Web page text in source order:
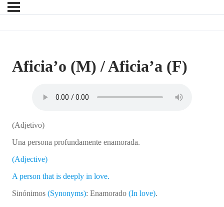
Aficia’o (M) / Aficia’a (F)
(Adjetivo)
Una persona profundamente enamorada.
(Adjective)
A person that is deeply in love.
Sinónimos (Synonyms): Enamorado (In love).